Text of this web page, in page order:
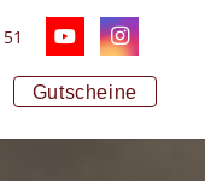
Gutscheine